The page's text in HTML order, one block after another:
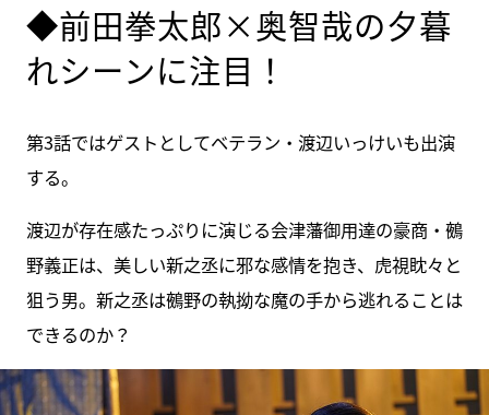
◆前田拳太郎×奥智哉の夕暮
れシーンに注目！
第3話ではゲストとしてベテラン・渡辺いっけいも出演
する。
渡辺が存在感たっぷりに演じる会津藩御用達の豪商・鵺
野義正は、美しい新之丞に邪な感情を抱き、虎視眈々と
狙う男。新之丞は鵺野の執拗な魔の手から逃れることは
できるのか？